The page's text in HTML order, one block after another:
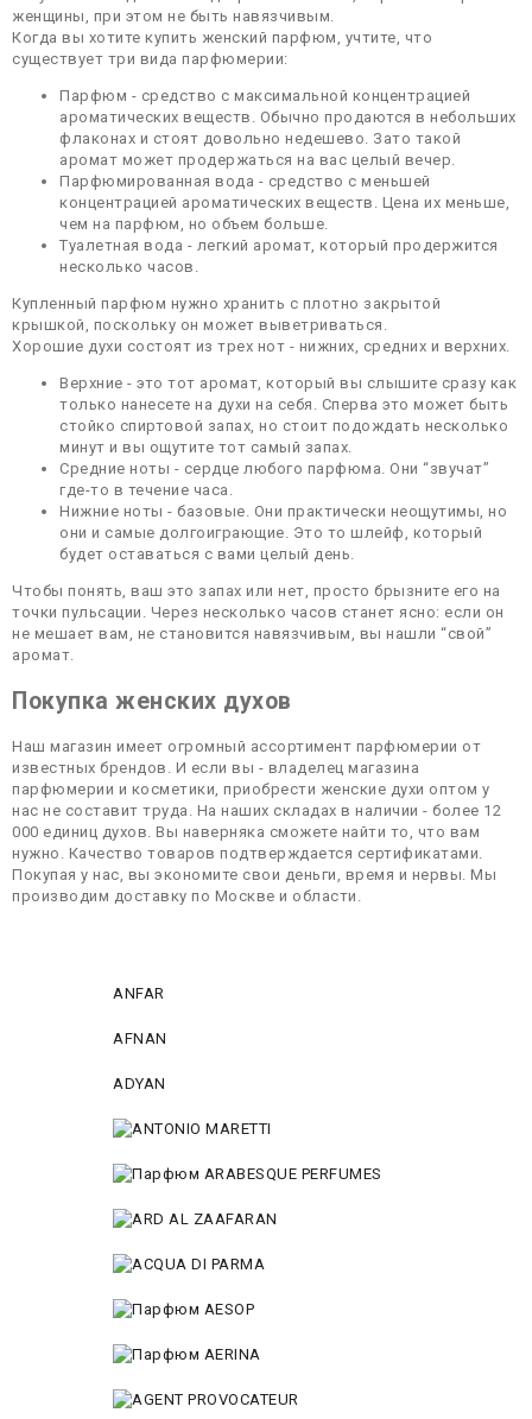
женщины, при этом не быть навязчивым.
Когда вы хотите купить женский парфюм, учтите, что
существует три вида парфюмерии:
Парфюм - средство с максимальной концентрацией
ароматических веществ. Обычно продаются в небольших
флаконах и стоят довольно недешево. Зато такой
аромат может продержаться на вас целый вечер.
Парфюмированная вода - средство с меньшей
концентрацией ароматических веществ. Цена их меньше,
чем на парфюм, но объем больше.
Туалетная вода - легкий аромат, который продержится
несколько часов.
Купленный парфюм нужно хранить с плотно закрытой
крышкой, поскольку он может выветриваться.
Хорошие духи состоят из трех нот - нижних, средних и верхних.
Верхние - это тот аромат, который вы слышите сразу как
только нанесете на духи на себя. Сперва это может быть
стойко спиртовой запах, но стоит подождать несколько
минут и вы ощутите тот самый запах.
Средние ноты - сердце любого парфюма. Они “звучат”
где-то в течение часа.
Нижние ноты - базовые. Они практически неощутимы, но
они и самые долгоиграющие. Это то шлейф, который
будет оставаться с вами целый день.
Чтобы понять, ваш это запах или нет, просто брызните его на
точки пульсации. Через несколько часов станет ясно: если он
не мешает вам, не становится навязчивым, вы нашли “свой”
аромат.
Покупка женских духов
Наш магазин имеет огромный ассортимент парфюмерии от
известных брендов. И если вы - владелец магазина
парфюмерии и косметики, приобрести женские духи оптом у
нас не составит труда. На наших складах в наличии - более 12
000 единиц духов. Вы наверняка сможете найти то, что вам
нужно. Качество товаров подтверждается сертификатами.
Покупая у нас, вы экономите свои деньги, время и нервы. Мы
производим доставку по Москве и области.
ANFAR
AFNAN
ADYAN